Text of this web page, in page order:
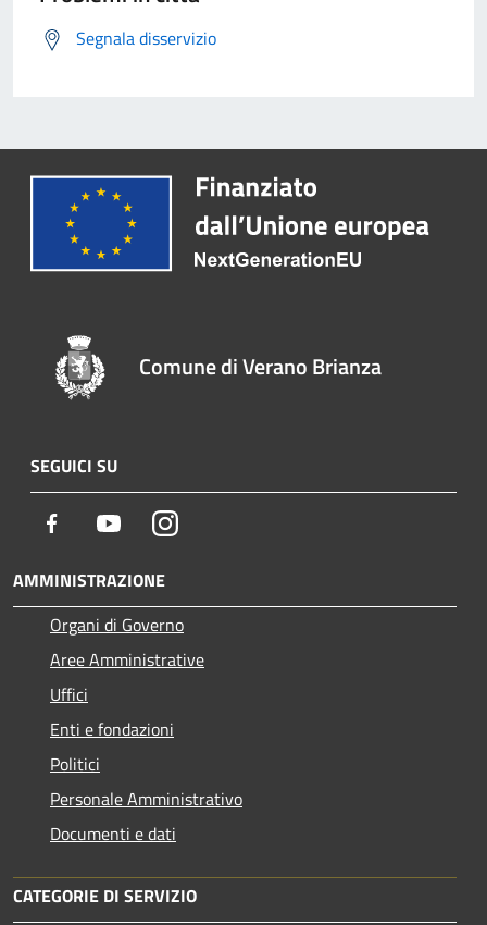
Segnala disservizio
Comune di Verano Brianza
SEGUICI SU
Facebook YoutubeInstagram
AMMINISTRAZIONE
Organi di Governo
Aree Amministrative
Uffici
Enti e fondazioni
Politici
Personale Amministrativo
Documenti e dati
CATEGORIE DI SERVIZIO